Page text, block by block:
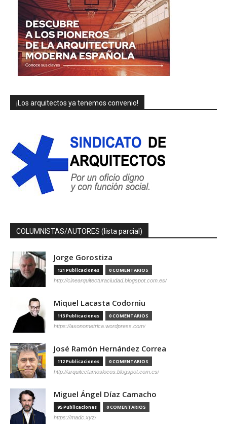
¡Los arquitectos ya tenemos convenio!
COLUMNISTAS/AUTORES (lista parcial)
Jorge Gorostiza
121 Publicaciones 0 COMENTARIOS
http://cinearquitecturaciudad.blogspot.com.es/
Miquel Lacasta Codorniu
113 Publicaciones 0 COMENTARIOS
https://axonometrica.wordpress.com/
José Ramón Hernández Correa
112 Publicaciones 0 COMENTARIOS
http://arquitectamoslocos.blogspot.com.es/
Miguel Ángel Díaz Camacho
95 Publicaciones 0 COMENTARIOS
https://madc.xyz/